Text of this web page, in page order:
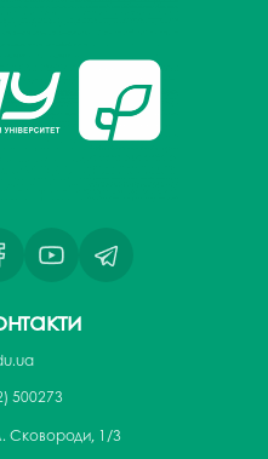
500273
Сковороди, 1/3